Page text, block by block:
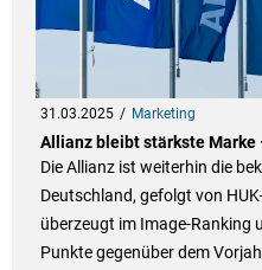
31.03.2025 Marketing
Allianz bleibt stärkste Marke
Die Allianz ist weiterhin die
Deutschland, gefolgt von
überzeugt im Image-Ranking
Punkte gegenüber dem